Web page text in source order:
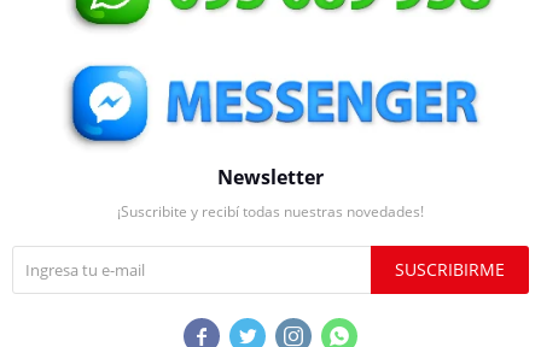
Newsletter
¡Suscribite y recibí todas nuestras novedades!
SUSCRIBIRME
   